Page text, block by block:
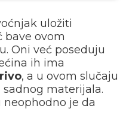
uložiti
bave ovom
Oni već poseduju
ih ima
, a u ovom slučaju
materijala.
neophodno je da